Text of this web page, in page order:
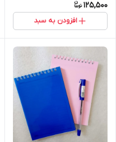
125,500
افزودن به سبد